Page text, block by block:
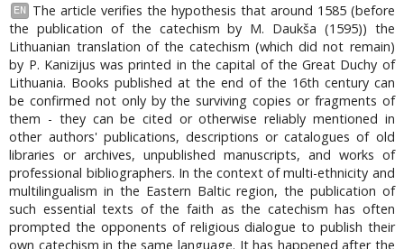
EN
The article verifies the hypothesis that around 1585 (before
the publication of the catechism by M. Daukša (1595)) the
Lithuanian translation of the catechism (which did not remain)
by P. Kanizijus was printed in the capital of the Great Duchy of
Lithuania. Books published at the end of the 16th century can
be confirmed not only by the surviving copies or fragments of
them - they can be cited or otherwise reliably mentioned in
other authors' publications, descriptions or catalogues of old
libraries or archives, unpublished manuscripts, and works of
professional bibliographers. In the context of multi-ethnicity and
multilingualism in the Eastern Baltic region, the publication of
such essential texts of the faith as the catechism has often
prompted the opponents of religious dialogue to publish their
own catechism in the same language. It has happened after the